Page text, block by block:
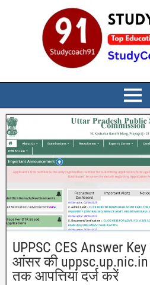
UPPSC CES Answer
आंसर की uppsc.up.nic.in
तक आपत्तियां दर्ज करें